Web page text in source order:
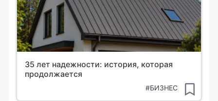
35 лет надежности: история, которая
продолжается
#БИЗНЕС